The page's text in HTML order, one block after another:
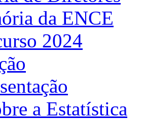
da ENCE
2024
a Estatística